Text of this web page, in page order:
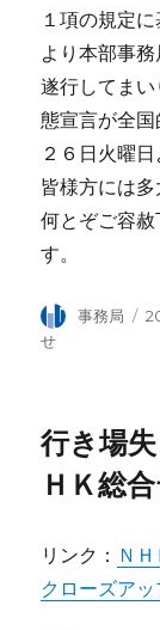
１項の規定
より本部事
遂行してま
態宣言が全
２６日火曜
皆様方には多
何とぞご容
す。
投
事務局
せ
行き場
ＨＫ総
リンク： Ｎ
クローズア